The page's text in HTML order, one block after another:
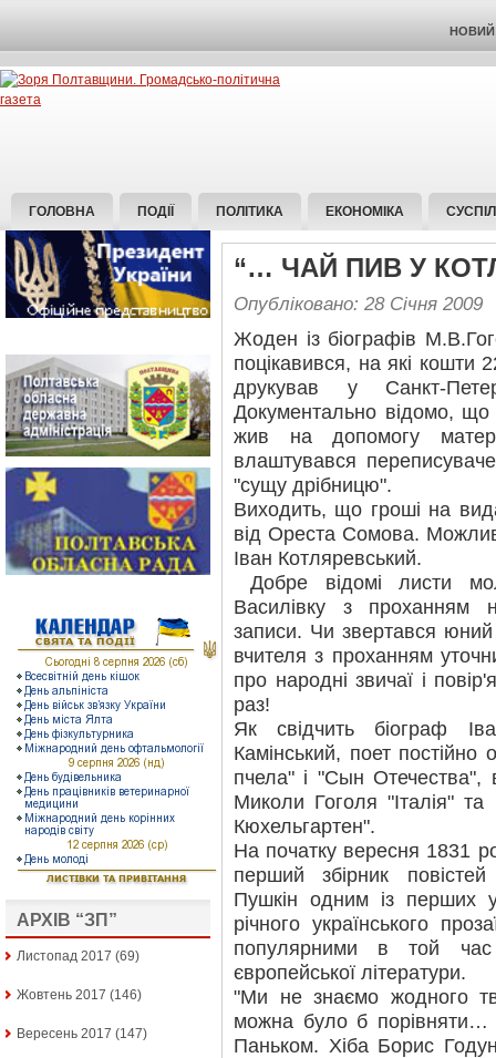
НОВИЙ
ГОЛОВНА ПОДІЇ ПОЛІТИКА ЕКОНОМІКА
АРХІВ “ЗП”
Листопад 2017 (69)
Жовтень 2017 (146)
Вересень 2017 (147)
“… ЧАЙ ПИВ У
Опубліковано: 28 Січня 2009
Жоден із біографів
поцікавився, на які кошти
друкував у Санкт-
Документально відомо,
жив на допомогу
влаштувався
"сущу дрібницю".
Виходить, що гроші на
від Ореста Сомова.
Іван Котляревський.
Добре відомі листи
Василівку з проханням
записи. Чи звертався юний
вчителя з проханням
про народні звичаї і
раз!
Як свідчить біограф
Камінський, поет
пчела" і "Сын Отечества",
Миколи Гоголя "Італія"
Кюхельгартен".
На початку вересня 1831
перший збірник
Пушкін одним із перших
річного українського
популярними в той час
європейської літератури.
"Ми не знаємо жодного
можна було б порівняти…
Паньком. Хіба Борис